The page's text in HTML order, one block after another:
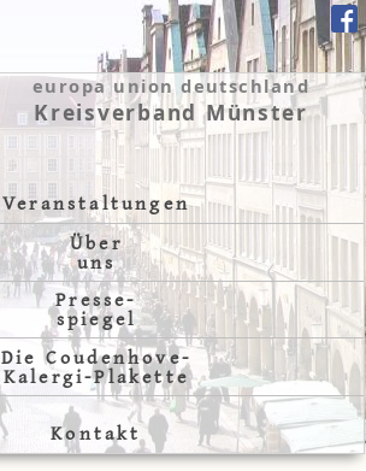
europa union deutschland
Kreisverband Münster
Veranstaltungen
Über
uns
Presse-
spiegel
Die Coudenhove-
Kalergi-Plakette
Kontakt